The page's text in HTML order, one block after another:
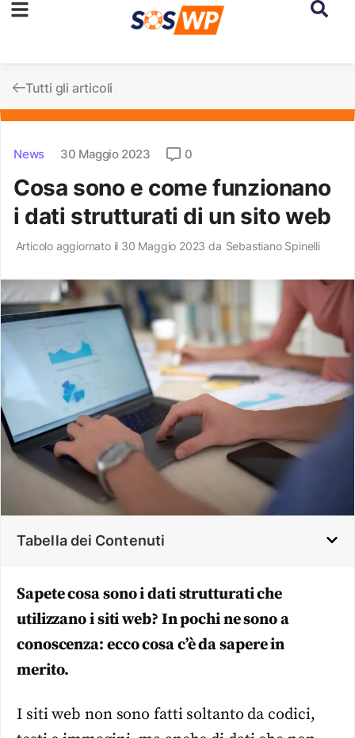
Tutti gli articoli
News 30 Maggio 2023 0
Cosa sono e come funzionano
i dati strutturati di un sito web
Articolo aggiornato il 30 Maggio 2023 da Sebastiano Spinelli
Tabella dei Contenuti
Sapete cosa sono i dati strutturati che
utilizzano i siti web? In pochi ne sono a
conoscenza: ecco cosa c’è da sapere in
merito.
I siti web non sono fatti soltanto da codici,